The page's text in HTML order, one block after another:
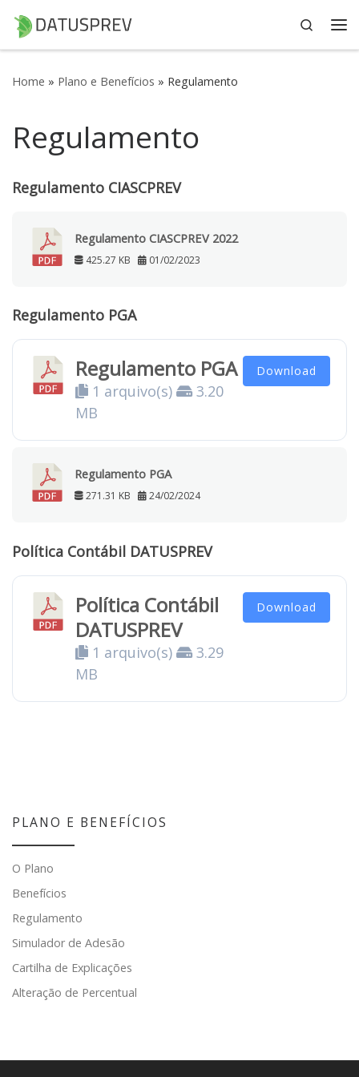
Skip to content
Search
Home » Plano e Benefícios » Regulamento
Regulamento
Regulamento CIASCPREV
Regulamento CIASCPREV 2022
425.27 KB 01/02/2023
Regulamento PGA
Regulamento PGA
1 arquivo(s)
3.20
MB
Download
Regulamento PGA
271.31 KB 24/02/2024
Política Contábil DATUSPREV
Política Contábil
DATUSPREV
1 arquivo(s)
3.29
MB
Download
PLANO E BENEFÍCIOS
O Plano
Benefícios
Regulamento
Simulador de Adesão
Cartilha de Explicações
Alteração de Percentual